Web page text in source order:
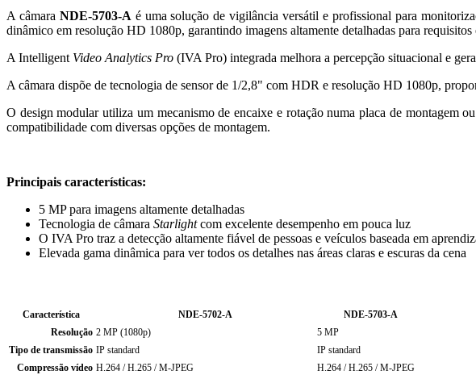
A câmara NDE-5703-Aé uma solução de vigilância versátil e profissional para
dinâmico em resolução HD 1080p, garantindo imagens altamente detalhadas para
A Intelligent Video Analytics Pro (IVA Pro) integrada melhora a percepção situacional e
A câmara dispõe de tecnologia de sensor de 1/2,8" com HDR e resolução HD 1080p,
O design modular utiliza um mecanismo de encaixe e rotação numa placa de montagem
compatibilidade com diversas opções de montagem.
Principais características:
5 MP para imagens altamente detalhadas
Tecnologia de câmara Starlightcom excelente desempenho em pouca luz
O IVA Pro traz a detecção altamente fiável de pessoas e veículos baseada em
Elevada gama dinâmica para ver todos os detalhes nas áreas claras e escuras da cena
Característica NDE-5702-A
NDE-5703-A
Resolução 2 MP (1080p)
5 MP
Tipo de transmissão IP standard
IP standard
Compressão vídeo H.264 / H.265 / M-JPEG
H.264 / H.265 / M-JPEG